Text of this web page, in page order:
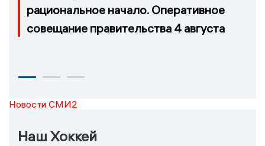
рациональное начало. Оперативное
совещание правительства 4 августа
Новости СМИ2
Наш Хоккей